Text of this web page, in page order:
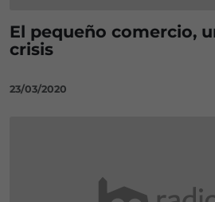
El pequeño comercio,
crisis
23/03/2020